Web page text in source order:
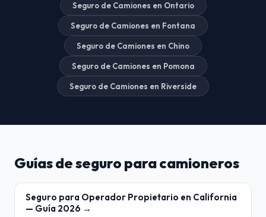
Seguro de Camiones en Ontario
Seguro de Camiones en Fontana
Seguro de Camiones en Chino
Seguro de Camiones en Pomona
Seguro de Camiones en Riverside
Guías de seguro para camioneros
Seguro para Operador Propietario en California
— Guía 2026 →